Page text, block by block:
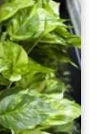
an, z.
Link in